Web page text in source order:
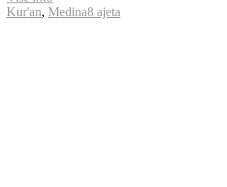
Kur'an, Medina8 ajeta